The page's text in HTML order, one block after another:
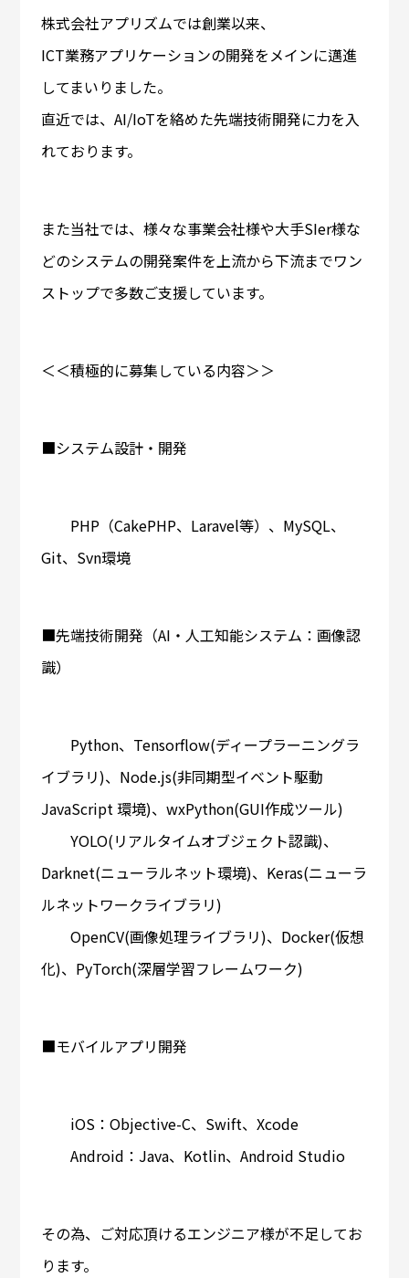
株式会社アプリズムでは創業以来、
ICT業務アプリケーションの開発をメインに邁進
してまいりました。
直近では、AI/IoTを絡めた先端技術開発に力を入
れております。
また当社では、様々な事業会社様や大手SIer様な
どのシステムの開発案件を上流から下流までワン
ストップで多数ご支援しています。
＜＜積極的に募集している内容＞＞
■システム設計・開発
PHP（CakePHP、Laravel等）、MySQL、
Git、Svn環境
■先端技術開発（AI・人工知能システム：画像認
識）
Python、Tensorflow(ディープラーニングラ
イブラリ)、Node.js(非同期型イベント駆動
JavaScript 環境)、wxPython(GUI作成ツール)
YOLO(リアルタイムオブジェクト認識)、
Darknet(ニューラルネット環境)、Keras(ニューラ
ルネットワークライブラリ)
OpenCV(画像処理ライブラリ)、Docker(仮想
化)、PyTorch(深層学習フレームワーク)
■モバイルアプリ開発
iOS：Objective-C、Swift、Xcode
Android：Java、Kotlin、Android Studio
その為、ご対応頂けるエンジニア様が不足してお
ります。